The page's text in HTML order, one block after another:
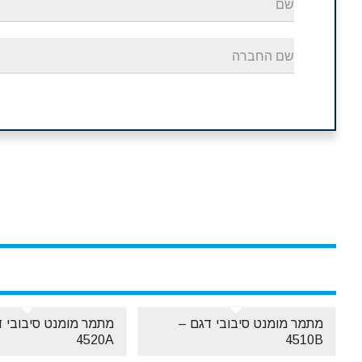
מתמר מומנט סיבובי דגם –
4510B
מתמר מומנט סיבובי
4520A